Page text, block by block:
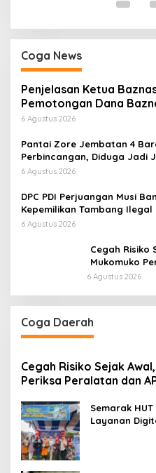
Coga News
Penjelasan Ketua
Pemotongan Dana
Tidak Benar
6 Agustus 2026
Pantai Zore Jembatan 4
Perbincangan, Diduga Jadi
Tanpa Dokumen
di Kawasan Pesisir
6 Agustus 2026
DPC PDI Perjuangan Musi
Kepemilikan Tambang
6 Agustus 2026
Cegah Risiko
Mukomuko
Petugas
6 Agustus 2026
Coga Daerah
Cegah Risiko Sejak
Periksa Peralatan dan
Semarak HUT
Layanan